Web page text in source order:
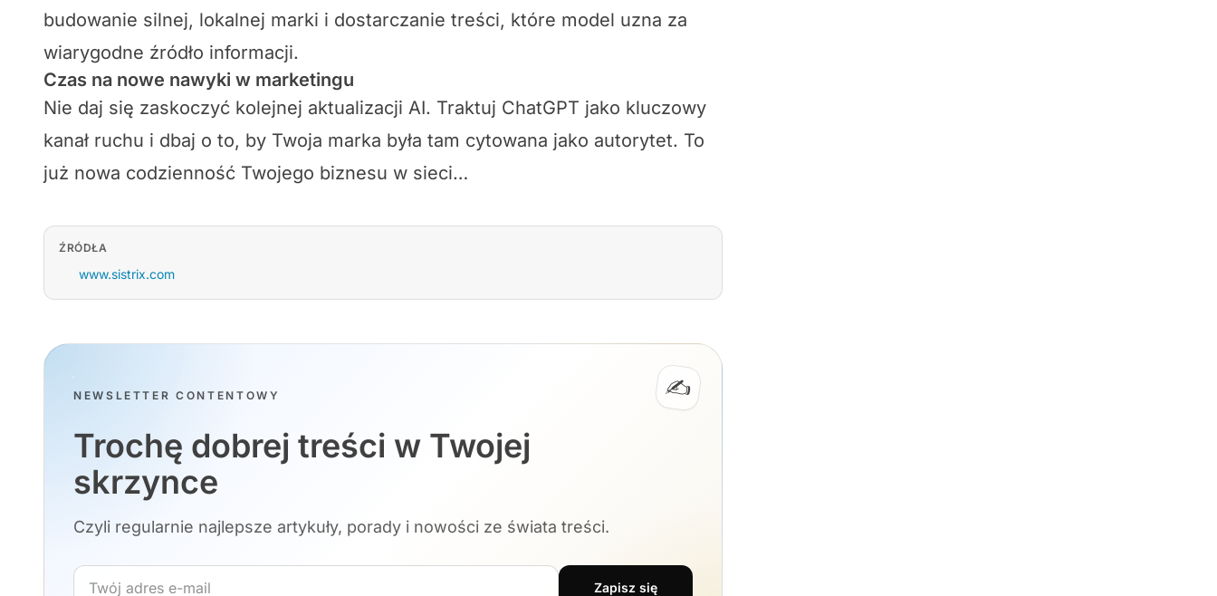
budowanie silnej, lokalnej marki i dostarczanie treści, które model uzna za
wiarygodne źródło informacji.
Czas na nowe nawyki w marketingu
Nie daj się zaskoczyć kolejnej aktualizacji AI. Traktuj ChatGPT jako kluczowy
kanał ruchu i dbaj o to, by Twoja marka była tam cytowana jako autorytet. To
już nowa codzienność Twojego biznesu w sieci…
ŹRÓDŁA
www.sistrix.com
✍️
NEWSLETTER CONTENTOWY
Trochę dobrej treści w Twojej
skrzynce
Czyli regularnie najlepsze artykuły, porady i nowości ze świata treści.
Adres e-mail Zapisz się